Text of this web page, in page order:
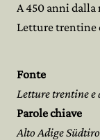
A 450 anni dalla
Letture trentine
Fonte
Letture trentine e
Parole chiave
Alto Adige